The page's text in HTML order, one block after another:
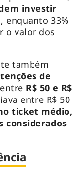
investir
enquanto 33%
o valor dos
também
de
R$ 50 e R$
entre R$ 50
ticket médio,
considerados